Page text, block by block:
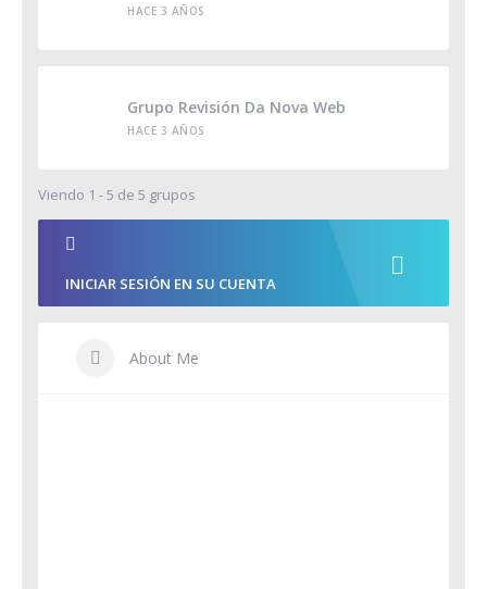
HACE 3 AÑOS
Grupo Revisión Da Nova Web
HACE 3 AÑOS
Viendo 1 - 5 de 5 grupos
INICIAR SESIÓN EN SU CUENTA
About Me